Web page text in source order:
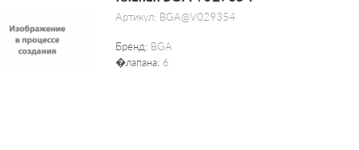
Артикул: BGA@V029354
Бренд: BGA
�лапана: 6